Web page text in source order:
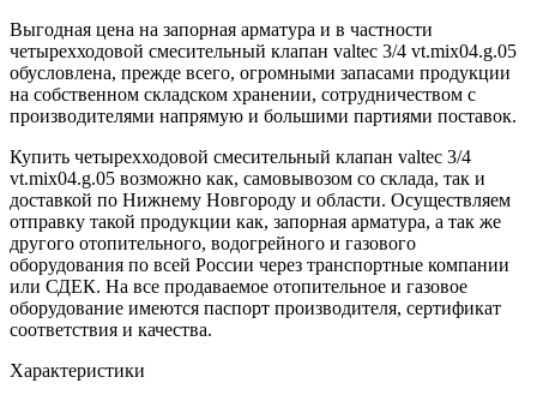
Выгодная цена на запорная арматура и в частности
четырехходовой смесительный клапан valtec 3/4 vt.mix04.g.05
обусловлена, прежде всего, огромными запасами продукции
на собственном складском хранении, сотрудничеством с
производителями напрямую и большими партиями поставок.
Купить четырехходовой смесительный клапан valtec 3/4
vt.mix04.g.05 возможно как, самовывозом со склада, так и
доставкой по Нижнему Новгороду и области. Осуществляем
отправку такой продукции как, запорная арматура, а так же
другого отопительного, водогрейного и газового
оборудования по всей России через транспортные компании
или СДЕК. На все продаваемое отопительное и газовое
оборудование имеются паспорт производителя, сертификат
соответствия и качества.
Характеристики